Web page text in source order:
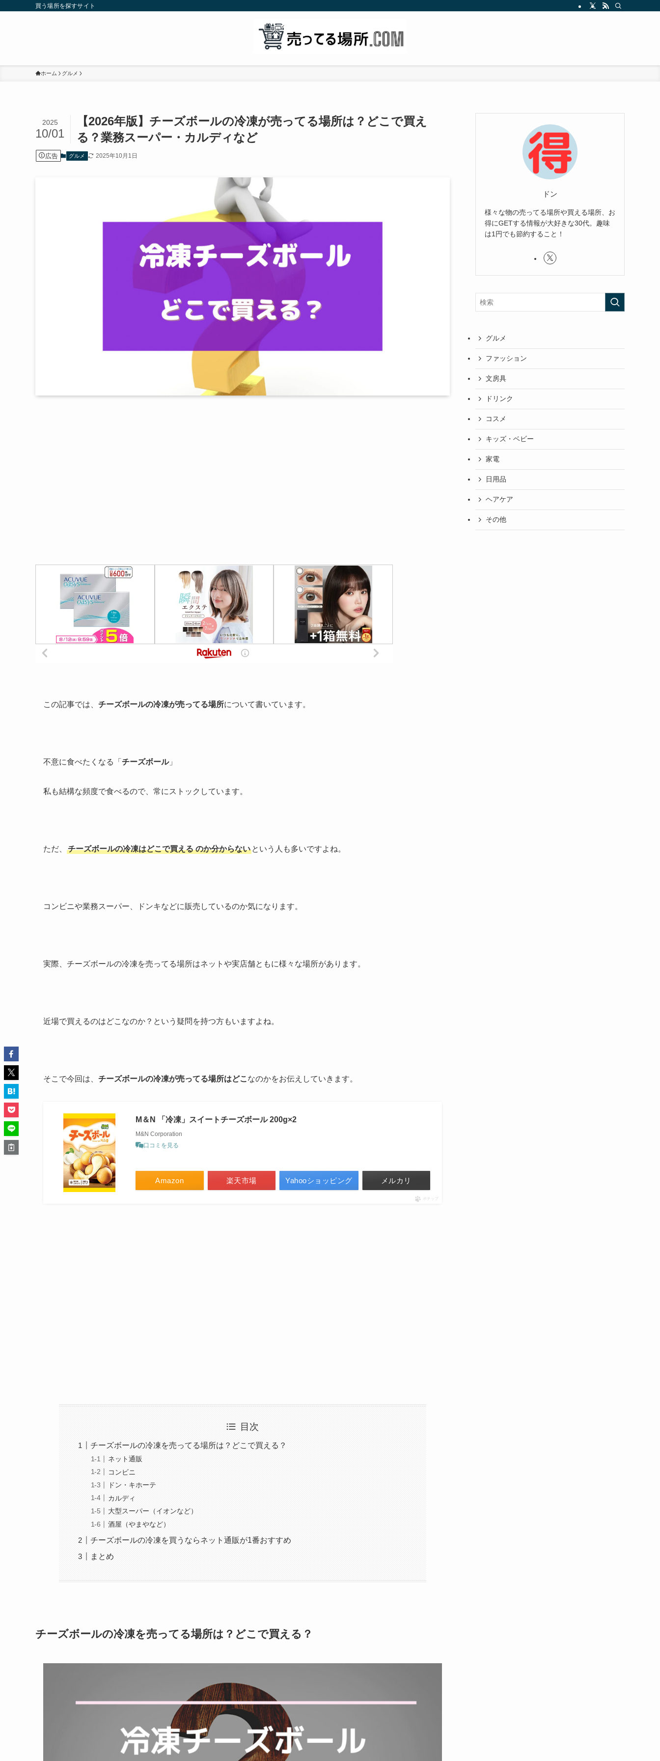
買う場所を探すサイト
ホーム グルメ
【2026年版】チーズボールの冷凍が売ってる場所は？どこで買え
る？業務スーパー・カルディなど
2025
10/01
広告 グルメ 2025年10月1日
この記事では、 チーズボールの冷凍が売ってる場所について書いています。
不意に食べたくなる「 チーズボール」
私も結構な頻度で食べるので、常にストックしています。
ただ、 チーズボールの冷凍はどこで買える のか分からない という人も多いですよね。
コンビニや業務スーパー、ドンキなどに販売しているのか気になります。
実際、チーズボールの冷凍を売ってる場所はネットや実店舗ともに様々な場所があります。
近場で買えるのはどこなのか？という疑問を持つ方もいますよね。
そこで今回は、 チーズボールの冷凍が売ってる場所はどこ なのかをお伝えしていきます。
M＆N 「冷凍」スイートチーズボール 200g×2
M&N Corporation
口コミを見る
Amazon 楽天市場 Yahooショッピング メルカリ
ポチップ
目次
チーズボールの冷凍を売ってる場所は？どこで買える？
ネット通販
コンビニ
ドン・キホーテ
カルディ
大型スーパー（イオンなど）
酒屋（やまやなど）
チーズボールの冷凍を買うならネット通販が1番おすすめ
まとめ
チーズボールの冷凍を売ってる場所は？どこで買える？
ドン
様々な物の売ってる場所や買える場所、お
得にGETする情報が大好きな30代。趣味
は1円でも節約すること！
グルメ
ファッション
文房具
ドリンク
コスメ
キッズ・ベビー
家電
日用品
ヘアケア
その他